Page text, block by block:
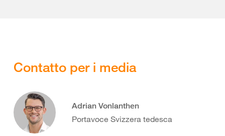
Contatto per i media
Adrian Vonlanthen
Portavoce Svizzera tedesca